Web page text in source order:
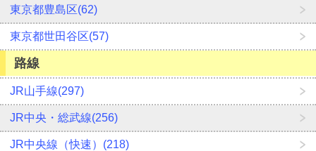
東京都豊島区(62)
東京都世田谷区(57)
路線
JR山手線(297)
JR中央・総武線(256)
JR中央線（快速）(218)